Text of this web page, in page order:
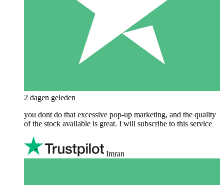
2 dagen geleden
you dont do that excessive pop-up marketing, and the quality
of the stock available is great. I will subscribe to this service
Imran